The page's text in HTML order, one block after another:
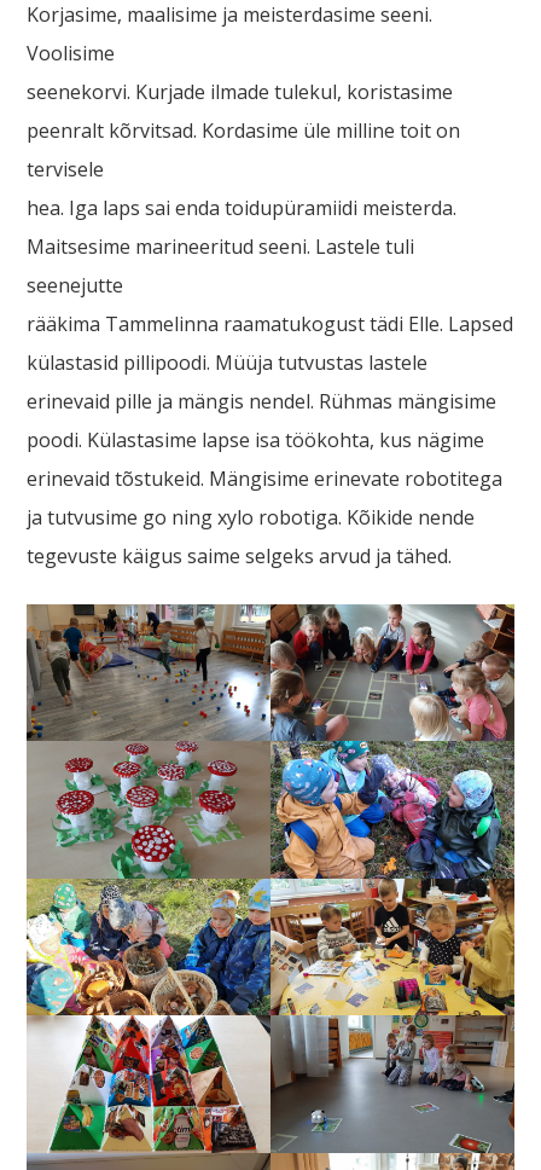
Korjasime, maalisime ja meisterdasime seeni.
Voolisime
seenekorvi. Kurjade ilmade tulekul, koristasime
peenralt kõrvitsad. Kordasime üle milline toit on
tervisele
hea. Iga laps sai enda toidupüramiidi meisterda.
Maitsesime marineeritud seeni. Lastele tuli
seenejutte
rääkima Tammelinna raamatukogust tädi Elle. Lapsed
külastasid pillipoodi. Müüja tutvustas lastele
erinevaid pille ja mängis nendel. Rühmas mängisime
poodi. Külastasime lapse isa töökohta, kus nägime
erinevaid tõstukeid. Mängisime erinevate robotitega
ja tutvusime go ning xylo robotiga. Kõikide nende
tegevuste käigus saime selgeks arvud ja tähed.